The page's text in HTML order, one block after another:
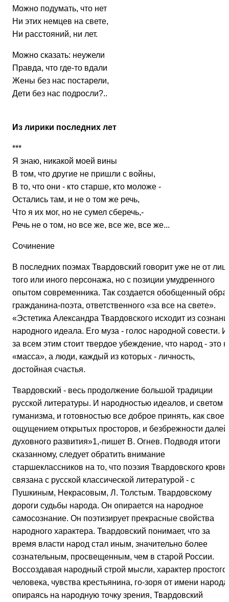
Можно подумать, что нет
Ни этих немцев на свете,
Ни расстояний, ни лет.
Можно сказать: неужели
Правда, что где-то вдали
Жены без нас постарели,
Дети без нас подросли?..
Из лирики последних лет
***
Я знаю, никакой моей вины
В том, что другие не пришли с войны,
В то, что они - кто старше, кто моложе -
Остались там, и не о том же речь,
Что я их мог, но не сумел сберечь,-
Речь не о том, но все же, все же, все же...
Сочинение
В последних поэмах Твардовский говорит уже не от
того или иного персонажа, но с позиции умудренного
опытом современника. Так создается обобщенный
гражданина-поэта, ответственного «за все на свете».
«Эстетика Александра Твардовского исходит из
народного идеала. Его муза - голос народной совести. И
за всем этим стоит твердое убеждение, что народ - это
«масса», а люди, каждый из которых - личность,
достойная счастья.
Твардовский - весь продолжение большой традиции
русской литературы. И народностью идеалов, и светом
гуманизма, и готовностью все доброе принять, как свое,
ощущением открытых просторов, и безбрежности далей
духовного развития»1,-пишет В. Огнев. Подводя итоги
сказанному, следует обратить внимание
старшеклассников на то, что поэзия Твардовского
связана с русской классической литературой - с
Пушкиным, Некрасовым, Л. Толстым. Твардовскому
дороги судьбы народа. Он опирается на народное
самосознание. Он поэтизирует прекрасные свойства
народного характера. Твардовский понимает, что за
время власти народ стал иным, значительно более
сознательным, просвещенным, чем в старой России.
Воссоздавая народный строй мысли, характер простого
человека, чувства крестьянина, го-зоря от имени
опираясь на народную точку зрения, Твардовский